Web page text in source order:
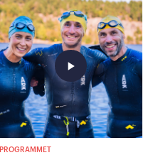
play_arrow
PROGRAMMET